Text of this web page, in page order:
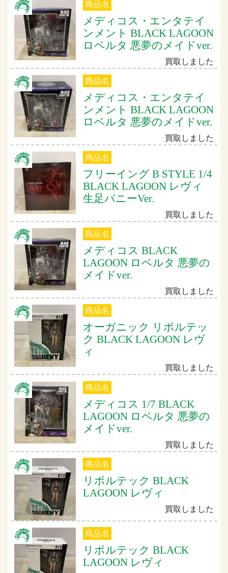
商品名
メディコス・エンタテイ
ンメント BLACK LAGOON
ロベルタ 悪夢のメイドver.
買取しました
商品名
メディコス・エンタテイ
ンメント BLACK LAGOON
ロベルタ 悪夢のメイドver.
買取しました
商品名
フリーイング B STYLE 1/4
BLACK LAGOON レヴィ
生足バニーVer.
買取しました
商品名
メディコス BLACK
LAGOON ロベルタ 悪夢の
メイドver.
買取しました
商品名
オーガニック リボルテッ
ク BLACK LAGOON レヴ
ィ
買取しました
商品名
メディコス 1/7 BLACK
LAGOON ロベルタ 悪夢の
メイドver.
買取しました
商品名
リボルテック BLACK
LAGOON レヴィ
買取しました
商品名
リボルテック BLACK
LAGOON レヴィ